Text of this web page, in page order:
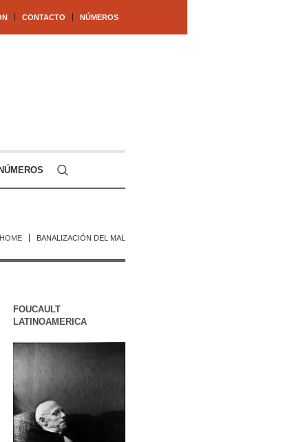
CONTACTO NÚMEROS
NÚMEROS
HOME BANALIZACIÓN DEL MAL
FOUCAULT
LATINOAMERICA